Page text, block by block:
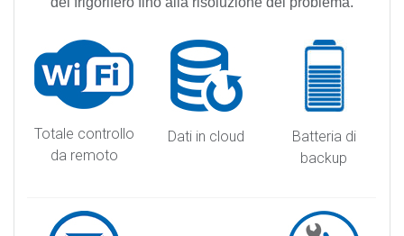
Totale controllo
da remoto
Dati in cloud
Batteria di
backup